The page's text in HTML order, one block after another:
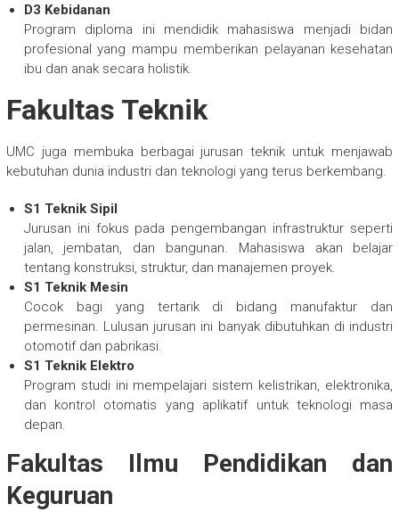
D3 Kebidanan
Program diploma ini mendidik mahasiswa menjadi bidan
profesional yang mampu memberikan pelayanan kesehatan
ibu dan anak secara holistik.
Fakultas Teknik
UMC juga membuka berbagai jurusan teknik untuk menjawab
kebutuhan dunia industri dan teknologi yang terus berkembang.
S1 Teknik Sipil
Jurusan ini fokus pada pengembangan infrastruktur seperti
jalan, jembatan, dan bangunan. Mahasiswa akan belajar
tentang konstruksi, struktur, dan manajemen proyek.
S1 Teknik Mesin
Cocok bagi yang tertarik di bidang manufaktur dan
permesinan. Lulusan jurusan ini banyak dibutuhkan di industri
otomotif dan pabrikasi.
S1 Teknik Elektro
Program studi ini mempelajari sistem kelistrikan, elektronika,
dan kontrol otomatis yang aplikatif untuk teknologi masa
depan.
Fakultas Ilmu Pendidikan dan
Keguruan